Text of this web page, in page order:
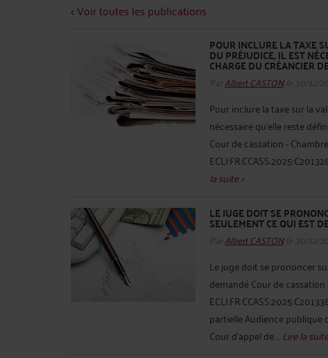
< Voir toutes les publications
POUR INCLURE LA TAXE
DU PRÉJUDICE, IL EST
CHARGE DU CRÉANCIER
ParAlbert CASTONle 30/12/
Pour inclure la taxe sur la
nécessaire qu'elle reste
Cour de cassation -
la suite >
LE JUGE DOIT SE
SEULEMENT CE QUI EST
ParAlbert CASTONle 30/12/
Le juge doit se prononcer
demandé Cour de cassation
partielle Audience publique
Cour d'appel de ...Lire la